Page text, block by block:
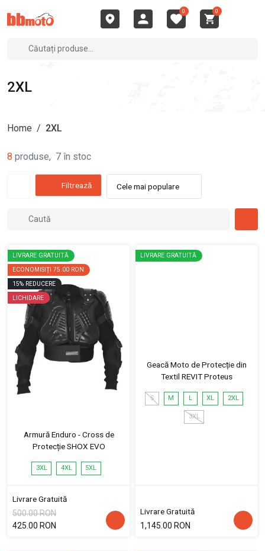
0 0
2XL
Home / 2XL
8 produse, 7 în stoc
Filtrează Cele mai populare
LIVRARE GRATUITĂ
ECONOMISIȚI 75.00 RON
15% REDUCERE
LICHIDARE
Armură Enduro - Cross de
Protecție SHOX EVO
3XL 4XL 5XL
Livrare Gratuită
500.00 RON
425.00 RON
LIVRARE GRATUITĂ
Geacă Moto de Protecție din
Textil REVIT Proteus
S M L XL 2XL
3XL
Livrare Gratuită
1,145.00 RON